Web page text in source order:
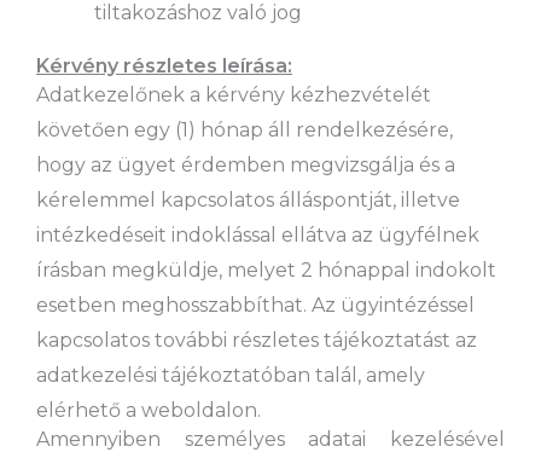
tiltakozáshoz való jog
Kérvény részletes leírása:
Adatkezelőnek a kérvény kézhezvételét
követően egy (1) hónap áll rendelkezésére,
hogy az ügyet érdemben megvizsgálja és a
kérelemmel kapcsolatos álláspontját, illetve
intézkedéseit indoklással ellátva az ügyfélnek
írásban megküldje, melyet 2 hónappal indokolt
esetben meghosszabbíthat. Az ügyintézéssel
kapcsolatos további részletes tájékoztatást az
adatkezelési tájékoztatóban talál, amely
elérhető a weboldalon.
Amennyiben személyes adatai kezelésével